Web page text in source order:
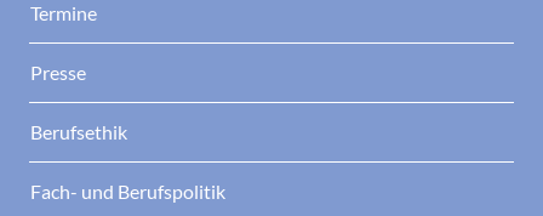
Termine
Presse
Berufsethik
Fach- und Berufspolitik